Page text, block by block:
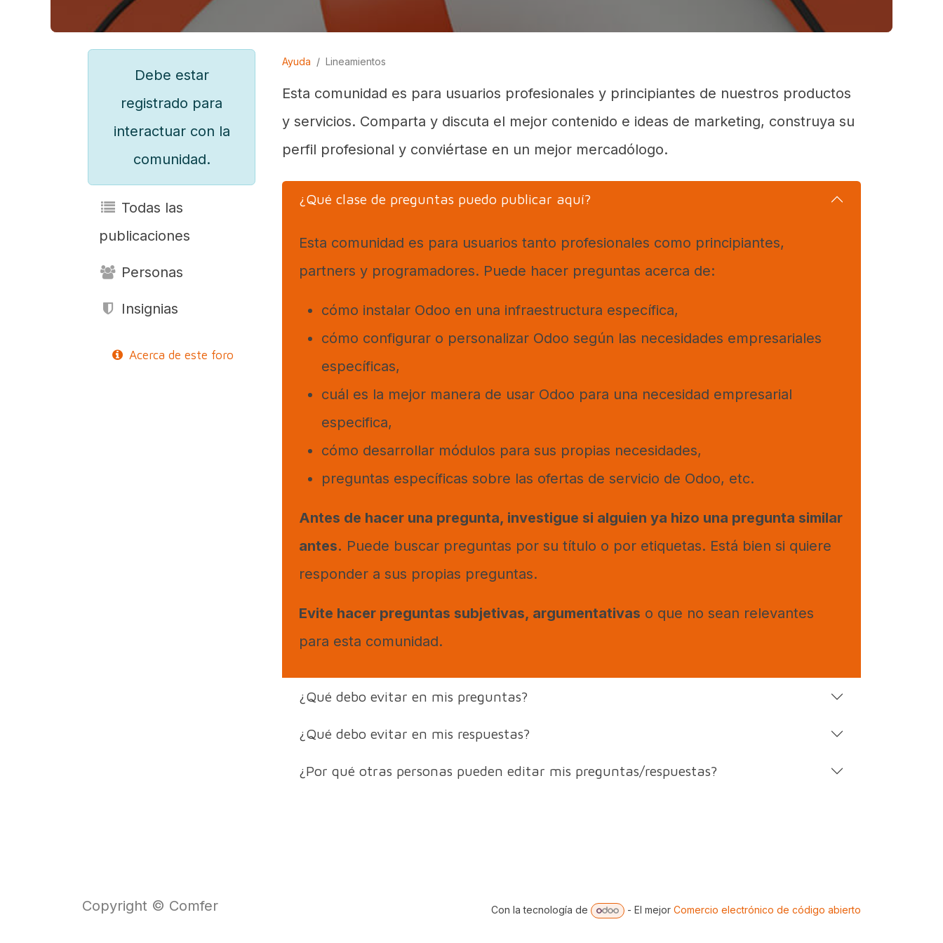
Debe estar
registrado para
interactuar con la
comunidad.
Todas las
publicaciones
Personas
Insignias
Acerca de este foro
Ayuda Lineamientos
Esta comunidad es para usuarios profesionales y principiantes de nuestros productos
y servicios. Comparta y discuta el mejor contenido e ideas de marketing, construya su
perfil profesional y conviértase en un mejor mercadólogo.
¿Qué clase de preguntas puedo publicar aquí?
Esta comunidad es para usuarios tanto profesionales como principiantes,
partners y programadores. Puede hacer preguntas acerca de:
cómo instalar Odoo en una infraestructura específica,
cómo configurar o personalizar Odoo según las necesidades empresariales
específicas,
cuál es la mejor manera de usar Odoo para una necesidad empresarial
especifica,
cómo desarrollar módulos para sus propias necesidades,
preguntas específicas sobre las ofertas de servicio de Odoo, etc.
Antes de hacer una pregunta, investigue si alguien ya hizo una pregunta similar
antes. Puede buscar preguntas por su título o por etiquetas. Está bien si quiere
responder a sus propias preguntas.
Evite hacer preguntas subjetivas, argumentativas o que no sean relevantes
para esta comunidad.
¿Qué debo evitar en mis preguntas?
¿Qué debo evitar en mis respuestas?
¿Por qué otras personas pueden editar mis preguntas/respuestas?
Copyright © Comfer Con la tecnología de - El mejor Comercio electrónico de código abierto